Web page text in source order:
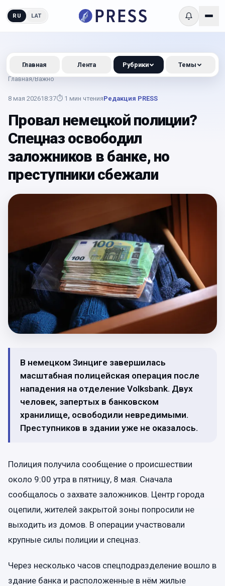
RU LAT
Главная/Важно
8 мая 202618:37⏱ 1 мин чтенияРедакция PRESS
Провал немецкой полиции?
Спецназ освободил
заложников в банке, но
преступники сбежали
В немецком Зинциге завершилась
масштабная полицейская операция после
нападения на отделение Volksbank. Двух
человек, запертых в банковском
хранилище, освободили невредимыми.
Преступников в здании уже не оказалось.
Полиция получила сообщение о происшествии
около 9:00 утра в пятницу, 8 мая. Сначала
сообщалось о захвате заложников. Центр города
оцепили, жителей закрытой зоны попросили не
выходить из домов. В операции участвовали
крупные силы полиции и спецназ.
Через несколько часов спецподразделение вошло в
здание банка и расположенные в нём жилые
Главная Лента Рубрики Темы